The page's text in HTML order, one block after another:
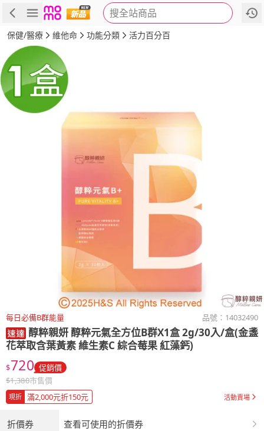
搜全站商品
商品 評價 詳情 規格
保健/醫療 維他命 功能分類 活力百分百
每日必備B群能量 品號： 14032490
醇粹親妍醇粹元氣全方位B群X1盒 2g/30入/盒(金盞
花萃取含葉黃素 維生素C 綜合莓果 紅藻鈣)
$720 促銷價
$1,380市售價
現折 滿2,000元折150元 活動賣場
折價券 查看可使用的折價券